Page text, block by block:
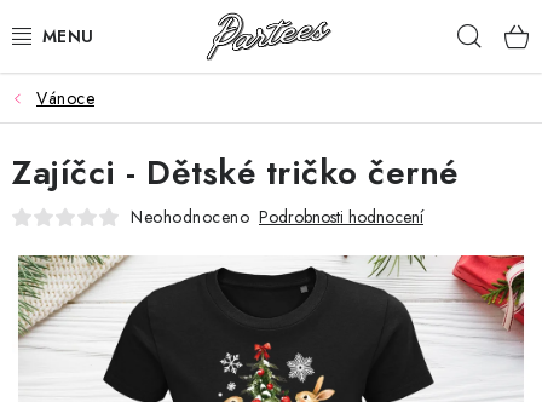
na
ROZLUČKA
NAROZENINY
NA MÍRU
DÁRKY
VÁNOCE
Vánoce
Zajíčci - Dětské tričko černé
Neohodnoceno Podrobnosti hodnocení